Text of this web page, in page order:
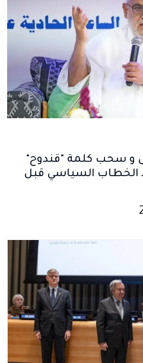
و سحب كلمة "قندوح"
الخطاب السياسي قبل